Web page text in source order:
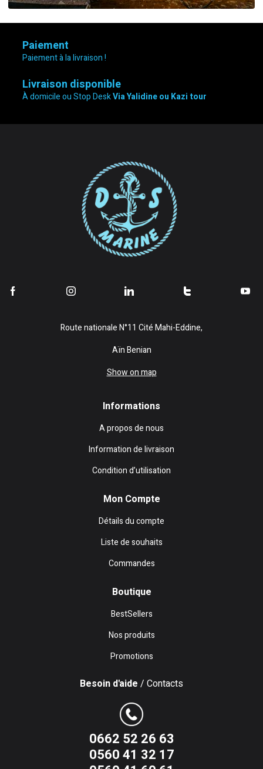
Paiement
Paiement à la livraison !
Livraison disponible
À domicile ou Stop DeskVia Yalidine ou Kazi tour
Route nationale N°11 Cité Mahi-Eddine,
Aïn Benian
Show on map
Informations
A propos de nous
Information de livraison
Condition d’utilisation
Mon Compte
Détails du compte
Liste de souhaits
Commandes
Boutique
BestSellers
Nos produits
Promotions
Besoin d'aide / Contacts
0662 52 26 63
0560 41 32 17